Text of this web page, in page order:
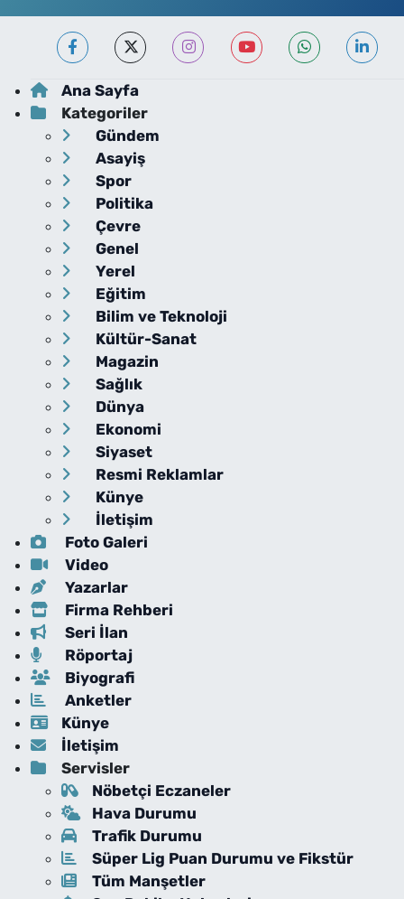
Ana Sayfa
Kategoriler
Gündem
Asayiş
Spor
Politika
Çevre
Genel
Yerel
Eğitim
Bilim ve Teknoloji
Kültür-Sanat
Magazin
Sağlık
Dünya
Ekonomi
Siyaset
Resmi Reklamlar
Künye
İletişim
Foto Galeri
Video
Yazarlar
Firma Rehberi
Seri İlan
Röportaj
Biyografi
Anketler
Künye
İletişim
Servisler
Nöbetçi Eczaneler
Hava Durumu
Trafik Durumu
Süper Lig Puan Durumu ve Fikstür
Tüm Manşetler